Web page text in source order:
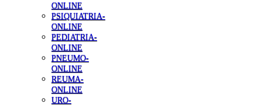
ONLINE
PSIQUIATRIA-
ONLINE
PEDIATRIA-
ONLINE
PNEUMO-
ONLINE
REUMA-
ONLINE
URO-